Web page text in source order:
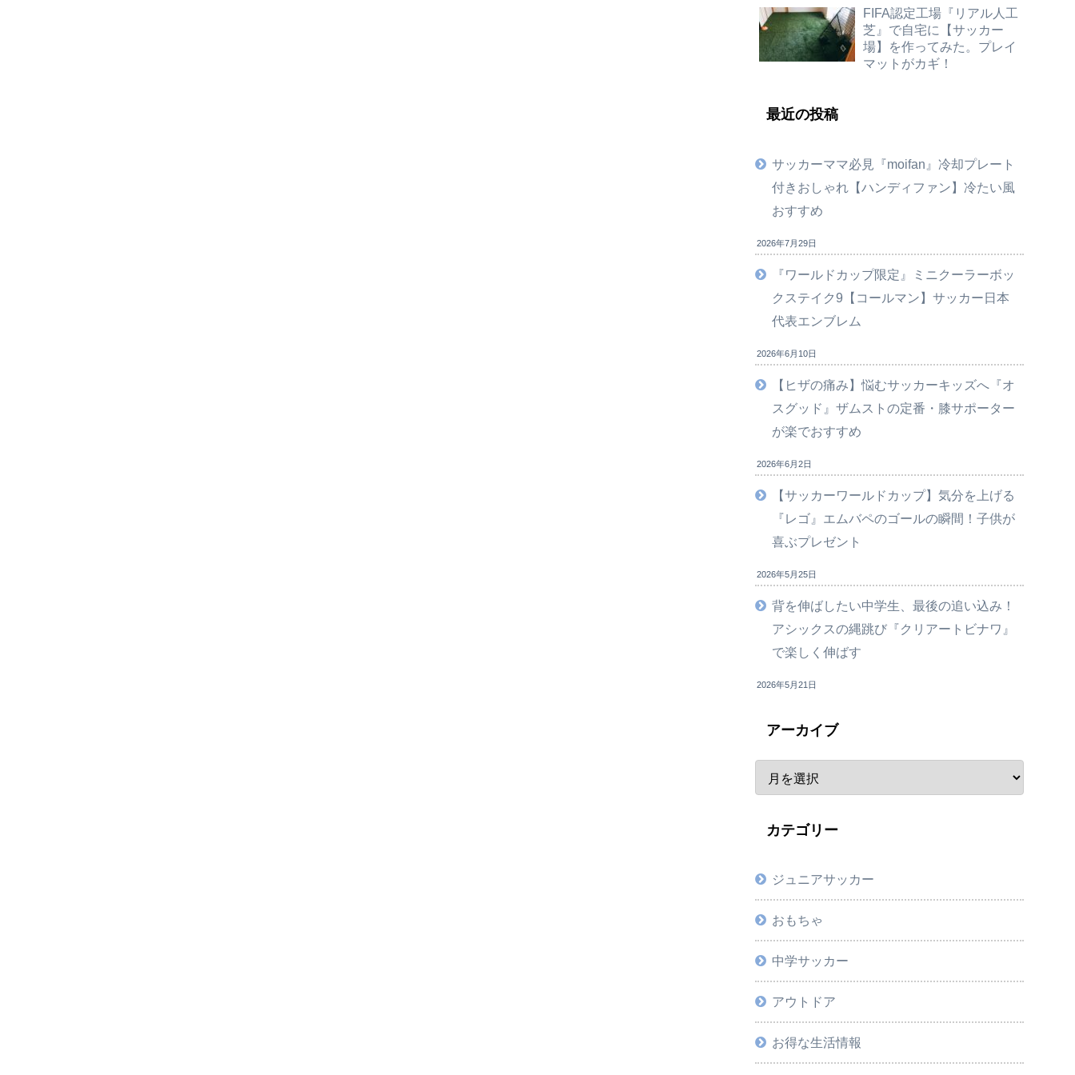
FIFA認定工場『リアル人工
芝』で自宅に【サッカー
場】を作ってみた。プレイ
マットがカギ！
最近の投稿
サッカーママ必見『moifan』冷却プレート
付きおしゃれ【ハンディファン】冷たい風
おすすめ
2026年7月29日
『ワールドカップ限定』ミニクーラーボッ
クステイク9【コールマン】サッカー日本
代表エンブレム
2026年6月10日
【ヒザの痛み】悩むサッカーキッズへ『オ
スグッド』ザムストの定番・膝サポーター
が楽でおすすめ
2026年6月2日
【サッカーワールドカップ】気分を上げる
『レゴ』エムバペのゴールの瞬間！子供が
喜ぶプレゼント
2026年5月25日
背を伸ばしたい中学生、最後の追い込み！
アシックスの縄跳び『クリアートビナワ』
で楽しく伸ばす
2026年5月21日
アーカイブ
カテゴリー
ジュニアサッカー
おもちゃ
中学サッカー
アウトドア
お得な生活情報